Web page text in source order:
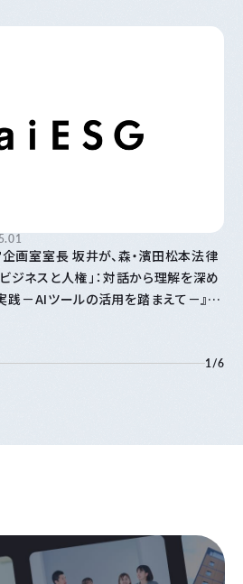
画室室長 坂井が、森・濱田松本法律
ジネスと人権⁠」⁠：対話から理解を深め
－AIツールの活用を踏まえて－』に
1/6